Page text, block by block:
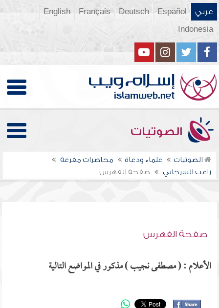
عربي Español
Deutsch
Français
English
Indonesia
الصوتيات
الصوتيات علماء ودعاة
محاضرات مفرغة
راغب السرجاني
صفحة الفهرس
صفحة الفهرس
الأعلام : ( مصطفى نجيب ) مذكور في المواضع التالية